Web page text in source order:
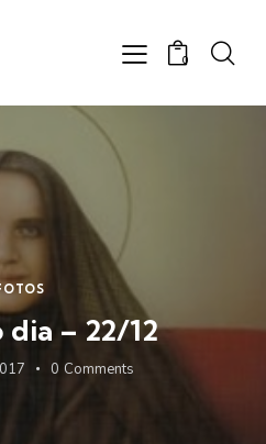
0
dia – 22/12
0 Comments